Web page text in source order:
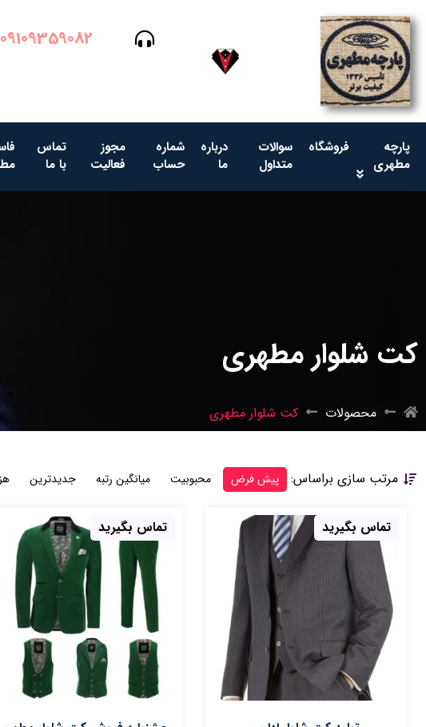
09109359082
پارچه
مطهری
فروشگاه
سوالات
متداول
درباره
ما
شماره
حساب
مجوز
فعالیت
تماس
با ما
کت شلوار مطهری
محصولات کت شلوار مطهری
مرتب سازی براساس: پیش فرض محبوبیت میانگین رتبه جدیدترین
تماس بگیرید تماس بگیرید